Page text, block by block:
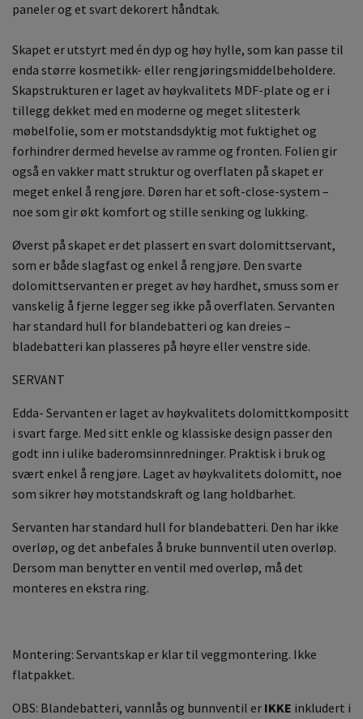
paneler og et svart dekorert håndtak.
Skapet er utstyrt med én dyp og høy hylle, som kan passe til
enda større kosmetikk- eller rengjøringsmiddelbeholdere.
Skapstrukturen er laget av høykvalitets MDF-plate og er i
tillegg dekket med en moderne og meget slitesterk
møbelfolie, som er motstandsdyktig mot fuktighet og
forhindrer dermed hevelse av ramme og fronten. Folien gir
også en vakker matt struktur og overflaten på skapet er
meget enkel å rengjøre. Døren har et soft-close-system –
noe som gir økt komfort og stille senking og lukking.
Øverst på skapet er det plassert en svart dolomittservant,
som er både slagfast og enkel å rengjøre. Den svarte
dolomittservanten er preget av høy hardhet, smuss som er
vanskelig å fjerne legger seg ikke på overflaten. Servanten
har standard hull for blandebatteri og kan dreies –
bladebatteri kan plasseres på høyre eller venstre side.
SERVANT
Edda- Servanten er laget av høykvalitets dolomittkompositt
i svart farge. Med sitt enkle og klassiske design passer den
godt inn i ulike baderomsinnredninger. Praktisk i bruk og
svært enkel å rengjøre. Laget av høykvalitets dolomitt, noe
som sikrer høy motstandskraft og lang holdbarhet.
Servanten har standard hull for blandebatteri. Den har ikke
overløp, og det anbefales å bruke bunnventil uten overløp.
Dersom man benytter en ventil med overløp, må det
monteres en ekstra ring.
Montering: Servantskap er klar til veggmontering. Ikke
flatpakket.
OBS: Blandebatteri, vannlås og bunnventil er IKKE inkludert i